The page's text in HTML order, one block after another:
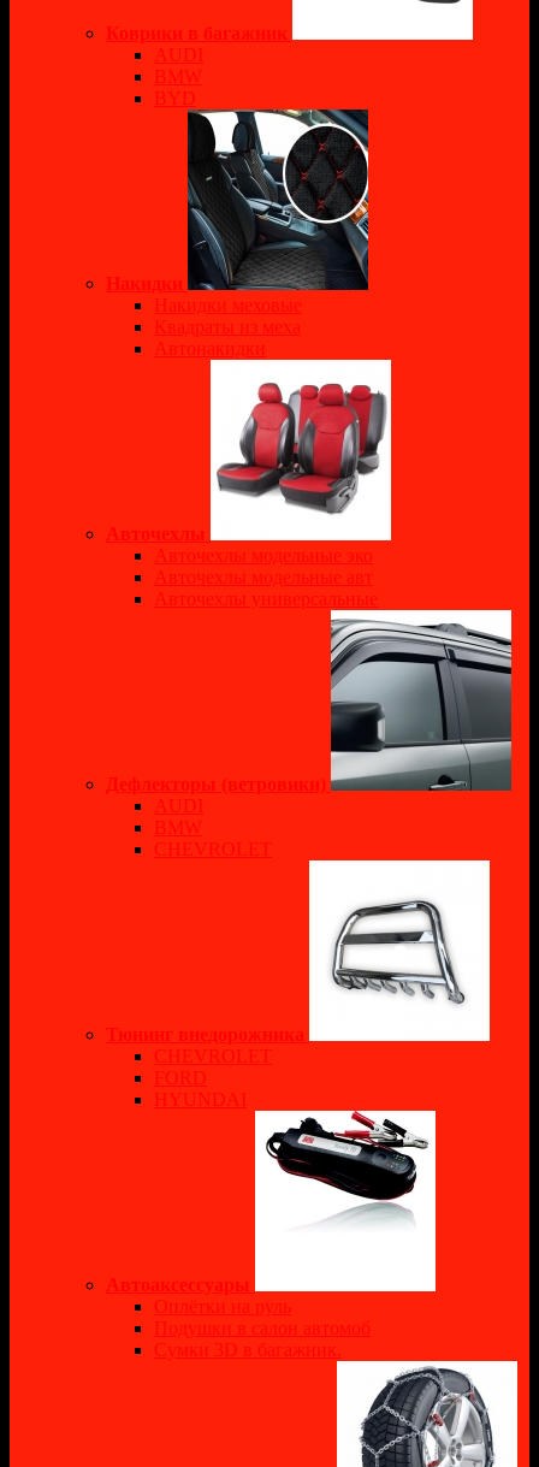
Коврики в багажник
AUDI
BMW
BYD
Накидки
Накидки меховые
Квадраты из меха
Автонакидки
Авточехлы
Авточехлы модельные эко
Авточехлы модельные авт
Авточехлы универсальные
Дефлекторы (ветровики)
AUDI
BMW
CHEVROLET
Тюнинг внедорожника
CHEVROLET
FORD
HYUNDAI
Автоаксессуары
Оплётки на руль
Подушки в салон автомоб
Сумки 3D в багажник.